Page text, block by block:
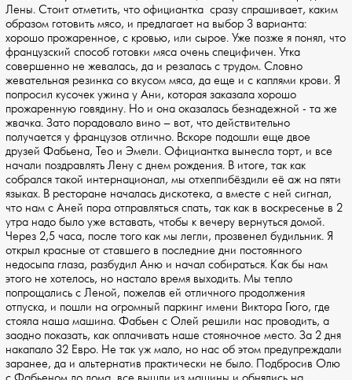
Лены. Стоит отметить, что официантка сразу спрашивает, каким
образом готовить мясо, и предлагает на выбор 3 варианта:
хорошо прожаренное, с кровью, или сырое. Уже позже я понял, что
французский способ готовки мяса очень специфичен. Утка
совершенно не жевалась, да и резалась с трудом. Словно
жевательная резинка со вкусом мяса, да еще и с каплями крови. Я
попросил кусочек ужина у Ани, которая заказала хорошо
прожаренную говядину. Но и она оказалась безнадежной - та же
жвачка. Зато порадовало вино – вот, что действительно
получается у французов отлично. Вскоре подошли еще двое
друзей Фабьена, Тео и Эмели. Официантка вынесла торт, и все
начали поздравлять Лену с днем рождения. В итоге, так как
собрался такой интернационал, мы отхеппибёздили её аж на пяти
языках. В ресторане началась дискотека, а вместе с ней сигнал,
что нам с Аней пора отправляться спать, так как в воскресенье в 2
утра надо было уже вставать, чтобы к вечеру вернуться домой.
Через 2,5 часа, после того как мы легли, прозвенел будильник. Я
открыл красные от ставшего в последние дни постоянного
недосыпа глаза, разбудил Аню и начал собираться. Как бы нам
этого не хотелось, но настало время выходить. Мы тепло
попрощались с Леной, пожелав ей отличного продолжения
отпуска, и пошли на огромный паркинг имени Виктора Гюго, где
стояла наша машина. Фабьен с Олей решили нас проводить, а
заодно показать, как оплачивать наше стояночное место. За 2 дня
накапало 32 Евро. Не так уж мало, но нас об этом предупреждали
заранее, да и альтернатив практически не было. Подбросив Олю